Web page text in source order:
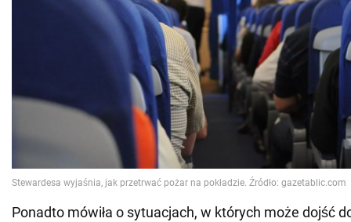
Ponadto mówiła o sytuacjach, w których może dojść